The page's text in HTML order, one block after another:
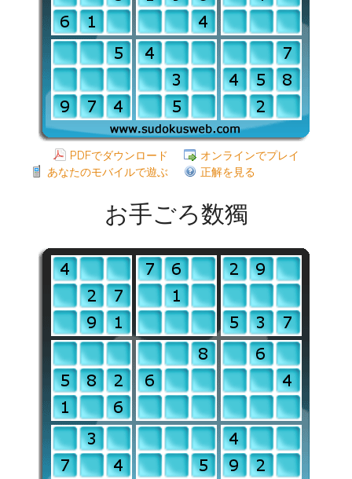
PDFでダウンロード
オンラインでプレイ
あなたのモバイルで遊ぶ
正解を見る
お手ごろ数獨